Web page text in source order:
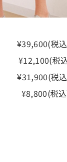
税
¥12,100(税
税
¥8,800(税